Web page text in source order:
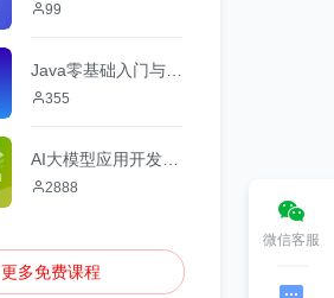
99
355
2888
更多免费课程
微信客服